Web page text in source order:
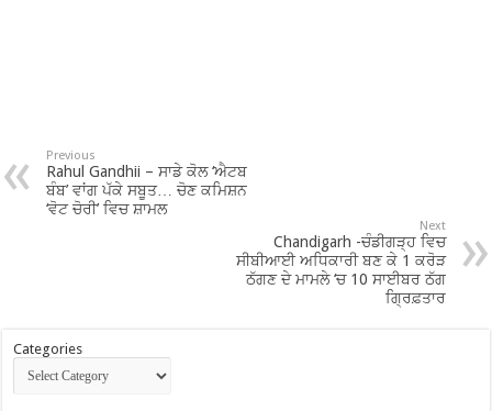
Previous
Rahul Gandhii – ਸਾਡੇ ਕੋਲ ‘ਐਟਬ
ਬੰਬ’ ਵਾਂਗ ਪੱਕੇ ਸਬੂਤ… ਚੋਣ ਕਮਿਸ਼ਨ
‘ਵੋਟ ਚੋਰੀ’ ਵਿਚ ਸ਼ਾਮਲ
Next
Chandigarh -ਚੰਡੀਗੜ੍ਹ ਵਿਚ
ਸੀਬੀਆਈ ਅਧਿਕਾਰੀ ਬਣ ਕੇ 1 ਕਰੋੜ
ਠੱਗਣ ਦੇ ਮਾਮਲੇ ‘ਚ 10 ਸਾਈਬਰ ਠੱਗ
ਗ੍ਰਿਫ਼ਤਾਰ
Categories